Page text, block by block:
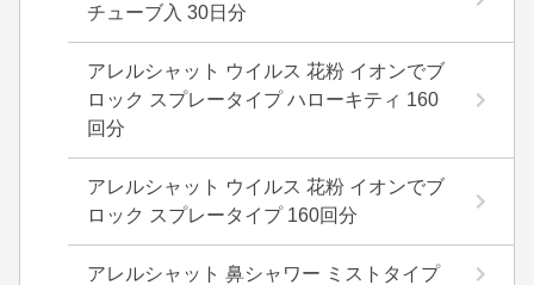
チューブ入 30日分
アレルシャット ウイルス 花粉 イオンでブ
ロック スプレータイプ ハローキティ 160
回分
アレルシャット ウイルス 花粉 イオンでブ
ロック スプレータイプ 160回分
アレルシャット 鼻シャワー ミストタイプ